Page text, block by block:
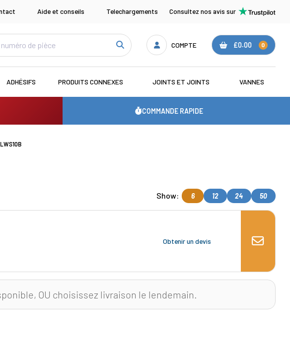
Aide et conseils Telechargements Consultez nos avis sur
COMPTE £0.00 0
ADHÉSIFS PRODUITS CONNEXES JOINTS ET JOINTS VANNES
COMMANDE RAPIDE
Show: 6 12 24 50
Obtenir un devis
OU choisissez livraison le lendemain.